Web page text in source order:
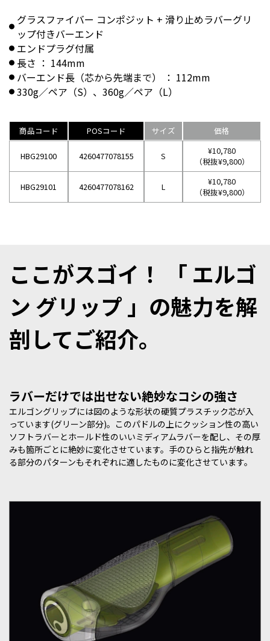
グラスファイバー コンポジット + 滑り止めラバーグリ
ップ付きバーエンド
エンドプラグ付属
長さ ： 144mm
バーエンド長（芯から先端まで） ： 112mm
330g／ペア（S）、360g／ペア（L）
商品コード POSコード サイズ 価格
HBG29100 4260477078155 S
¥10,780
（税抜¥9,800）
HBG29101 4260477078162 L
¥10,780
（税抜¥9,800）
ここがスゴイ！ 「 エルゴ
ン グリップ 」の魅力を解
剖してご紹介。
ラバーだけでは出せない絶妙なコシの強さ
エルゴングリップには図のような形状の硬質プラスチック芯が入
っています(グリーン部分)。このパドルの上にクッション性の高い
ソフトラバーとホールド性のいいミディアムラバーを配し、その厚
みも箇所ごとに絶妙に変化させています。手のひらと指先が触れ
る部分のパターンもそれぞれに適したものに変化させています。